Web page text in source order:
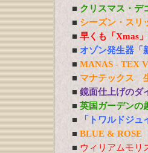
■ クリスマス・
■ シーズン・スリ
■ 早くも「Xmas
■ オゾン発生器「
■ MANAS - TEX
■ マナテックス
■ 鏡面仕上げのダ
■ 英国ガーデンの
■
「トワルドジ
■ BLUE & ROSE
■ ウィリアムモリ